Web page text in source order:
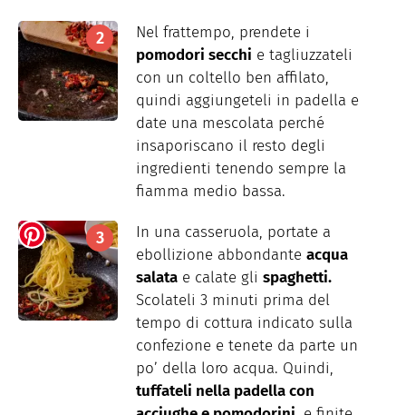
Nel frattempo, prendete i
pomodori secchi e tagliuzzateli
con un coltello ben affilato,
quindi aggiungeteli in padella e
date una mescolata perché
insaporiscano il resto degli
ingredienti tenendo sempre la
fiamma medio bassa.
In una casseruola, portate a
ebollizione abbondante acqua
salata e calate gli spaghetti.
Scolateli 3 minuti prima del
tempo di cottura indicato sulla
confezione e tenete da parte un
po’ della loro acqua. Quindi,
tuffateli nella padella con